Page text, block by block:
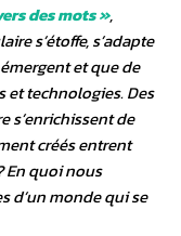
des mots »,
s’étoffe, s’adapte
et que de
et technologies. Des
s’enrichissent de
créés entrent
En quoi nous
d’un monde qui se